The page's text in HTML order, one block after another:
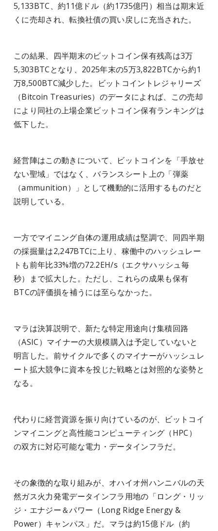
5,133BTC、約11億ドル（約1735億円）相当は期末近
くに売却され、転換社債の買い戻しに充当された。
この結果、四半期末のビットコイン保有残高は3万
5,303BTCとなり、2025年末の5万3,822BTCから約1
万8,500BTC減少した。ビットコイントレジャリーズ
（Bitcoin Treasuries）のデータによれば、この売却
により同社の上場企業ビットコイン保有ランキングは
低下した。
経営陣はこの動きについて、ビットコインを「手放せ
ない聖域」ではなく、バランスシート上の「弾薬
（ammunition）」として機動的に活用するものだと
説明している。
一方でマイニング自体の運用成績は堅調で、同四半期
の採掘量は2,247BTCに上り、稼働中のハッシュレー
トも前年比33%増の72.2EH/s（エクサハッシュ毎
秒）まで拡大した。ただし、これらの成果も保有
BTCの評価損を補うには至らなかった。
マラは決算説明で、新たな特定用途向け集積回路
（ASIC）マイナーの大規模購入は予定していないと
明言した。前サイクルで多くのマイナーがハッシュレ
ート拡大競争に資本を投じた戦略とは対照的な姿勢と
なる。
代わりに経営資源を振り向けているのが、ビットコイ
ンマイニングと高性能コンピューティング（HPC）
の双方に対応可能な電力・データインフラだ。
その象徴的な取り組みが、オハイオ州ハンニバルの天
然ガス火力発電データインフラ用地の「ロング・リッ
ジ・エナジー＆パワー（Long Ridge Energy &
Power）キャンパス」だ。マラは約15億ドル（約